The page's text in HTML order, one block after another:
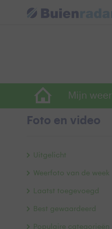
Mijn weer
Foto en video
Uitgelicht
Weerfoto van de week
Laatst toegevoegd
Best gewaardeerd
Populaire categorieën